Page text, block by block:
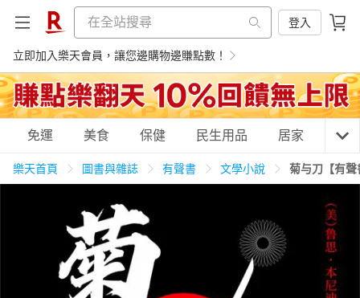
登入
立即加入樂天會員，讓您邊購物邊賺點數！
購物網分類
美食蛋糕 民生用品
居家生活 3C家電 運動休閒 親子玩具
免運 美食 保健 民生用品 居家 3C
樂天首頁 圖書與雜誌 有聲書 文學小說 菊与刀【有聲